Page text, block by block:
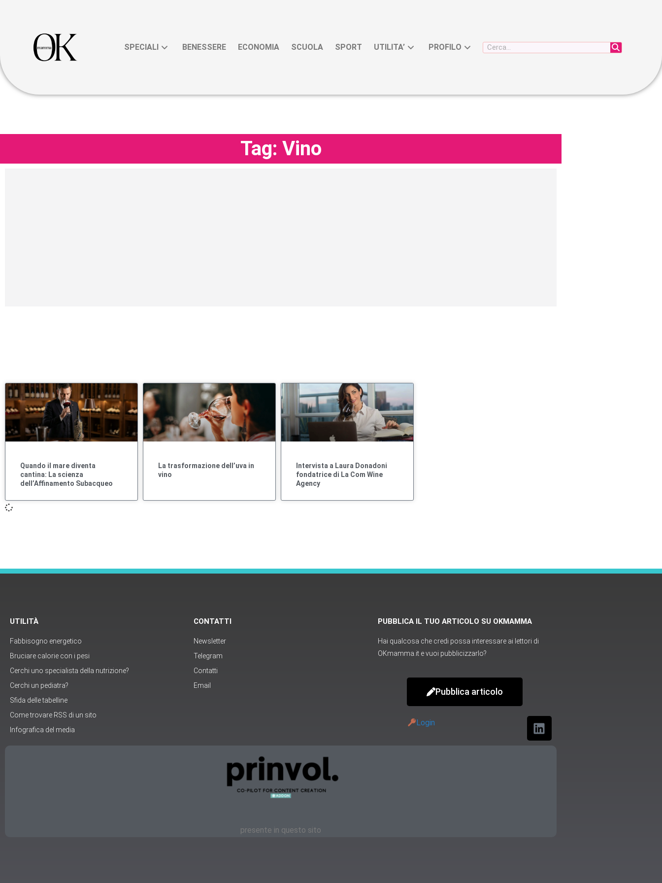
SPECIALI BENESSERE ECONOMIA SCUOLA SPORT UTILITA’ PROFILO
Tag: Vino
Quando il mare diventa
cantina: La scienza
dell’Affinamento Subacqueo
La trasformazione dell’uva in
vino
Intervista a Laura Donadoni
fondatrice di La Com Wine
Agency
UTILITÀ
Fabbisogno energetico
Bruciare calorie con i pesi
Cerchi uno specialista della nutrizione?
Cerchi un pediatra?
Sfida delle tabelline
Come trovare RSS di un sito
Infografica del media
CONTATTI
Newsletter
Telegram
Contatti
Email
PUBBLICA IL TUO ARTICOLO SU OKMAMMA
Hai qualcosa che credi possa interessare ai lettori di
OKmamma.it e vuoi pubblicizzarlo?
Pubblica articolo
Login
presente in questo sito